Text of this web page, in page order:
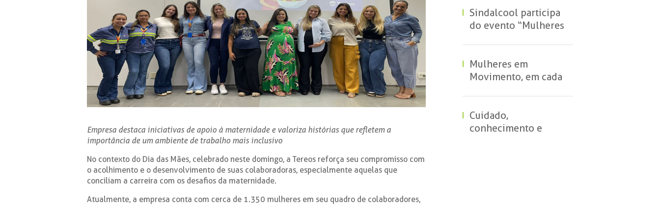
Empresa destaca iniciativas de apoio à maternidade e valoriza histórias que refletem a
importância de um ambiente de trabalho mais inclusivo
No contexto do Dia das Mães, celebrado neste domingo, a Tereos reforça seu compromisso com
o acolhimento e o desenvolvimento de suas colaboradoras, especialmente aquelas que
conciliam a carreira com os desafios da maternidade.
Atualmente, a empresa conta com cerca de 1.350 mulheres em seu quadro de colaboradores,
Condução” em
Capinópolis (MG)
Sindalcool participa
do evento “Mulheres
protagonismo
feminino na indústria
Mulheres em
Movimento, em cada
Cuidado,
conhecimento e